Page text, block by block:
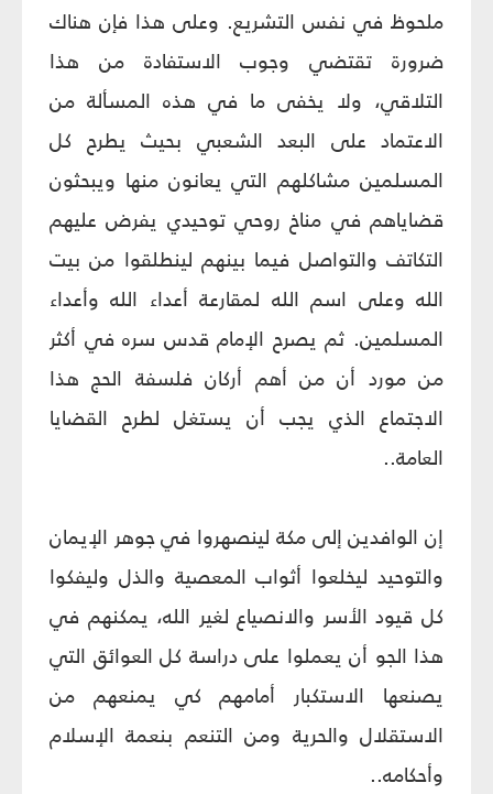
ملحوظ في نفس التشريع. وعلى هذا فإن هناك
ضرورة تقتضي وجوب الاستفادة من هذا
التلاقي، ولا يخفى ما في هذه المسألة من
الاعتماد على البعد الشعبي بحيث يطرح كل
المسلمين مشاكلهم التي يعانون منها ويبحثون
قضاياهم في مناخ روحي توحيدي يفرض عليهم
التكاتف والتواصل فيما بينهم لينطلقوا من بيت
الله وعلى اسم الله لمقارعة أعداء الله وأعداء
المسلمين. ثم يصرح الإمام قدس سره في أكثر
من مورد أن من أهم أركان فلسفة الحج هذا
الاجتماع الذي يجب أن يستغل لطرح القضايا
العامة..
إن الوافدين إلى مكة لينصهروا في جوهر الإيمان
والتوحيد ليخلعوا أثواب المعصية والذل وليفكوا
كل قيود الأسر والانصياع لغير الله، يمكنهم في
هذا الجو أن يعملوا على دراسة كل العوائق التي
يصنعها الاستكبار أمامهم كي يمنعهم من
الاستقلال والحرية ومن التنعم بنعمة الإسلام
وأحكامه..